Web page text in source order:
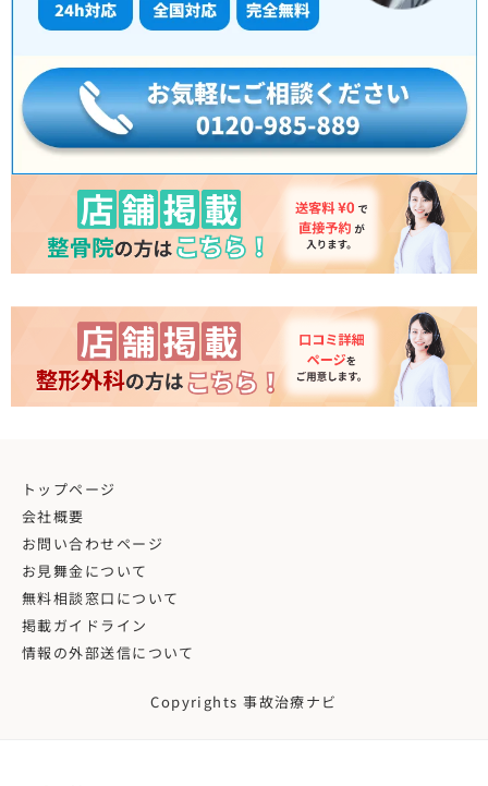
トップページ
会社概要
お問い合わせページ
お見舞金について
無料相談窓口について
掲載ガイドライン
情報の外部送信について
Copyrights 事故治療ナビ